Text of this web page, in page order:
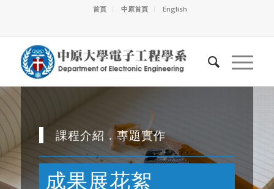
首頁 中原首頁 English
課程介紹．專題實作
成果展花絮